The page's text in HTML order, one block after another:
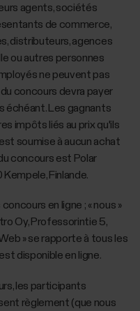
agents, sociétés
de commerce,
distributeurs, agences
ou autres personnes
ne peuvent pas
concours devra payer
échéant. Les gagnants
impôts liés au prix qu'ils
soumise à aucun achat
concours est Polar
Finlande.
en ligne ; « nous »
Oy, Professorintie 5,
» se rapporte à tous les
disponible en ligne.
les participants
règlement (que nous